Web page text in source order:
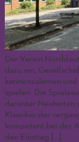
Der Verein
dazu ein,
kennenzulernen
spielen. Die
darunter Neuheiten
Klassiker der
kompetent bei der
den Einstieg […]